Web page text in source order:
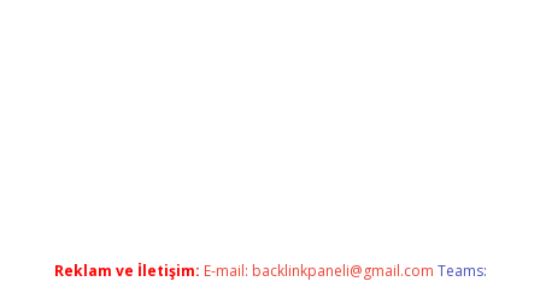
Reklam ve İletişim: E-mail: backlinkpaneli@gmail.com Teams: